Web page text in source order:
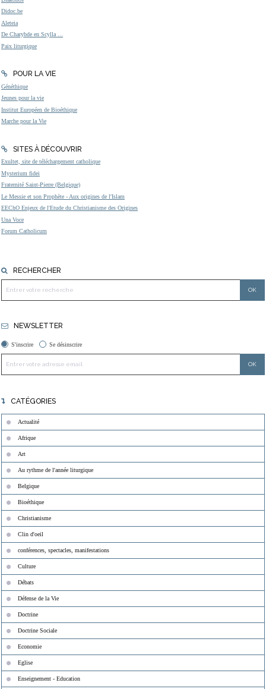
Didoc.be
Aleteia
De Charybde en Scylla ...
Paix liturgique
POUR LA VIE
Généthique
Jeunes pour la vie
Institut Européen de Bioéthique
Marche pour la Vie
SITES À DÉCOUVRIR
Exultet, site de téléchargement catholique
Mysterium fidei
Fraternité Saint-Pierre (Belgique)
Le Messie et son Prophète - Aux origines de l'Islam
EEChO Enjeux de l'Etude du Christianisme des Origines
Una Voce
Forum Catholicum
RECHERCHER
NEWSLETTER
S'inscrire Se désinscrire
CATÉGORIES
Actualité
Afrique
Art
Au rythme de l'année liturgique
Belgique
Bioéthique
Christianisme
Clin d'oeil
conférences, spectacles, manifestations
Culture
Débats
Défense de la Vie
Doctrine
Doctrine Sociale
Economie
Eglise
Enseignement - Education